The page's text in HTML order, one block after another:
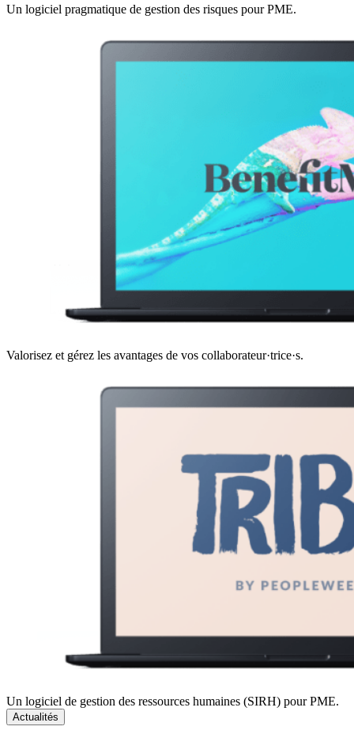
Un logiciel pragmatique de gestion des risques pour PME.
Valorisez et gérez les avantages de vos collaborateur·trice·s.
Un logiciel de gestion des ressources humaines (SIRH) pour PME.
Actualités